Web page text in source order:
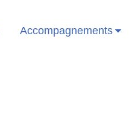
Accompagnements